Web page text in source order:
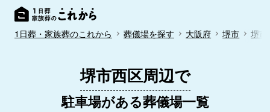
1日葬・家族葬のこれから 葬儀場を探す 大阪府 堺市 堺
堺市西区周辺で
駐車場がある葬儀場一覧